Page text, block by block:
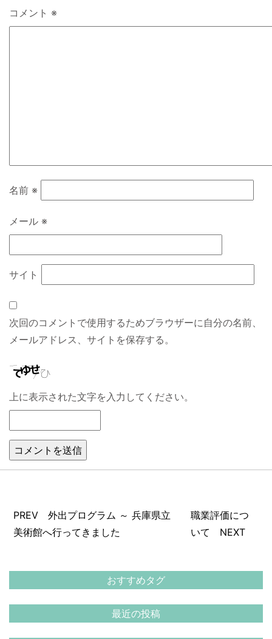
おすすめタグ
最近の投稿
コメント ※
名前 ※
メール ※
サイト
次回のコメントで使用するためブラウザーに自分の名前、
メールアドレス、サイトを保存する。
上に表示された文字を入力してください。
PREV 外出プログラム ～ 兵庫県立
美術館へ行ってきました
職業評価につ
いて NEXT